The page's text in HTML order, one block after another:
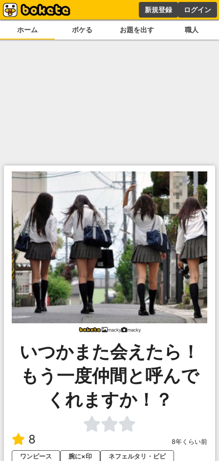
新規登録 ログイン
ホーム ボケる お題を出す 職人
macky macky
いつかまた会えたら！
もう一度仲間と呼んで
くれますか！？
8
8年くらい前
ワンピース
腕に×印 ネフェルタリ・ビビ